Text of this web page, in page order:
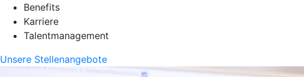
Benefits
Karriere
Talentmanagement
Unsere Stellenangebote